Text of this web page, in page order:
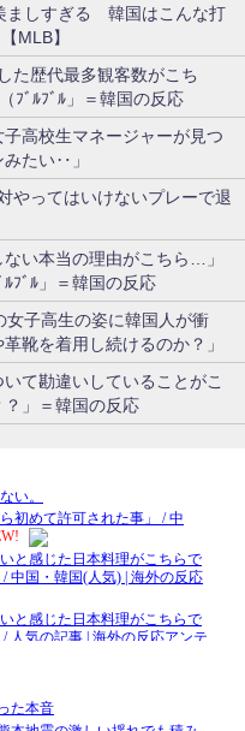
ましすぎる 韓国はこんな打
MLB】
た歴代最多観客数がこち
ﾞﾙﾌﾞﾙ」＝韓国の反応
高校生マネージャーが見つ
たい‥」
やってはいけないプレーで退
い本当の理由がこちら…」
ﾌﾞﾙ」＝韓国の反応
子高生の姿に韓国人が衝
靴を着用し続けるのか？」
て勘違いしていることがこ
」＝韓国の反応